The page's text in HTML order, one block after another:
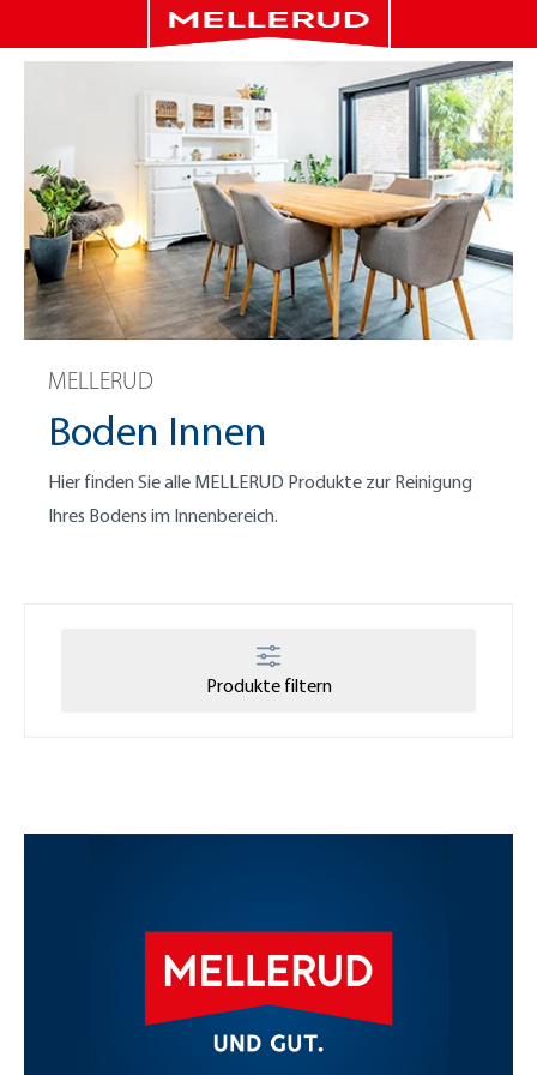
MELLERUD
Boden Innen
Hier finden Sie alle MELLERUD Produkte zur Reinigung
Ihres Bodens im Innenbereich.
Produkte filtern